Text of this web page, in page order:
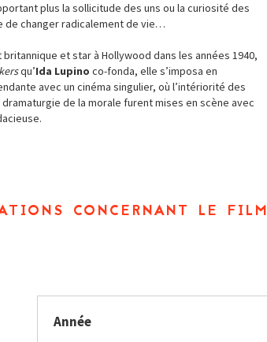
plus la sollicitude des uns ou la curiosité des
de changer radicalement de vie…
britannique et star à Hollywood dans les années 1940,
qu’Ida Lupino co-fonda, elle s’imposa en
avec un cinéma singulier, où l’intériorité des
de la morale furent mises en scène avec
concernant le film
Année